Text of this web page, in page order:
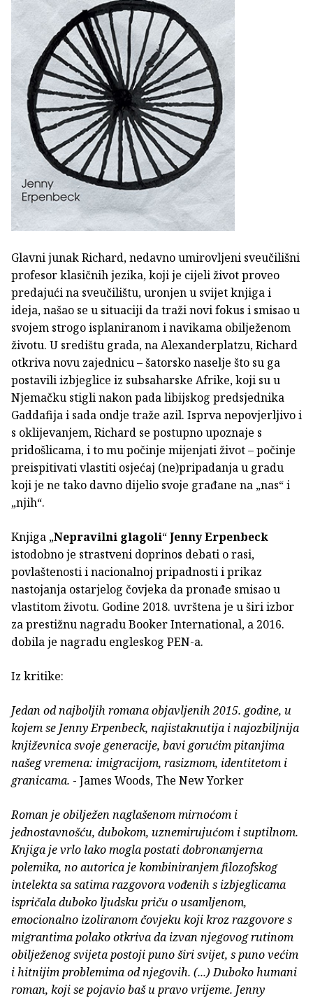
Glavni junak Richard, nedavno umirovljeni sveučilišni
profesor klasičnih jezika, koji je cijeli život proveo
predajući na sveučilištu, uronjen u svijet knjiga i
ideja, našao se u situaciji da traži novi fokus i smisao u
svojem strogo isplaniranom i navikama obilježenom
životu. U središtu grada, na Alexanderplatzu, Richard
otkriva novu zajednicu – šatorsko naselje što su ga
postavili izbjeglice iz subsaharske Afrike, koji su u
Njemačku stigli nakon pada libijskog predsjednika
Gaddafija i sada ondje traže azil. Isprva nepovjerljivo i
s oklijevanjem, Richard se postupno upoznaje s
pridošlicama, i to mu počinje mijenjati život – počinje
preispitivati vlastiti osjećaj (ne)pripadanja u gradu
koji je ne tako davno dijelio svoje građane na „nas“ i
„njih“.
Knjiga „Nepravilni glagoli“Jenny Erpenbeck
istodobno je strastveni doprinos debati o rasi,
povlaštenosti i nacionalnoj pripadnosti i prikaz
nastojanja ostarjelog čovjeka da pronađe smisao u
vlastitom životu. Godine 2018. uvrštena je u širi izbor
za prestižnu nagradu Booker International, a 2016.
dobila je nagradu engleskog PEN-a.
Iz kritike:
Jedan od najboljih romana objavljenih 2015. godine, u
kojem se Jenny Erpenbeck, najistaknutija i najozbiljnija
književnica svoje generacije, bavi gorućim pitanjima
našeg vremena: imigracijom, rasizmom, identitetom i
granicama. - James Woods, The New Yorker
Roman je obilježen naglašenom mirnoćom i
jednostavnošću, dubokom, uznemirujućom i suptilnom.
Knjiga je vrlo lako mogla postati dobronamjerna
polemika, no autorica je kombiniranjem filozofskog
intelekta sa satima razgovora vođenih s izbjeglicama
ispričala duboko ljudsku priču o usamljenom,
emocionalno izoliranom čovjeku koji kroz razgovore s
migrantima polako otkriva da izvan njegovog rutinom
obilježenog svijeta postoji puno širi svijet, s puno većim
i hitnijim problemima od njegovih. (...) Duboko humani
roman, koji se pojavio baš u pravo vrijeme. Jenny